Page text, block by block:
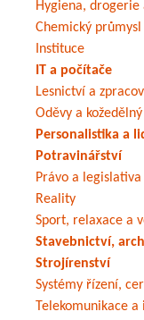
Hygiena, drogerie
Chemický průmysl
Instituce
IT a počítače
Lesnictví a
Oděvy a
Personalistika a
Potravinářství
Právo a legislativa
Reality
Sport, relaxace a
Stavebnictví,
Strojírenství
Systémy řízení,
Telekomunikace